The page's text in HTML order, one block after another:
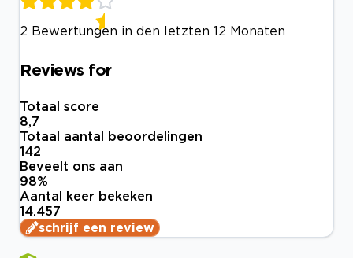
2 Bewertungen in den letzten 12 Monaten
Reviews for
Totaal score
8,7
Totaal aantal beoordelingen
142
Beveelt ons aan
98%
Aantal keer bekeken
14.457
schrijf een review